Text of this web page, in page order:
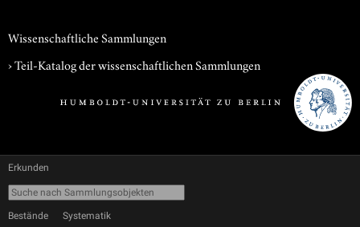
Wissenschaftliche Sammlungen
› Teil-Katalog der wissenschaftlichen Sammlungen
Erkunden
Bestände Systematik